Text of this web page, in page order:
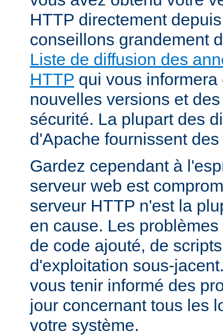
HTTP directement
conseillons grandement
Liste de diffusion des
HTTP qui vous
nouvelles versions et
sécurité. La plupart des
d'Apache fournissent
Gardez cependant à
serveur web est
serveur HTTP n'est la
en cause. Les
de code ajouté, de
d'exploitation sous-
vous tenir informé des
jour concernant tous les
votre système.